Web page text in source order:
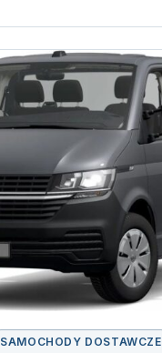
SAMOCHODY DOSTAWCZE